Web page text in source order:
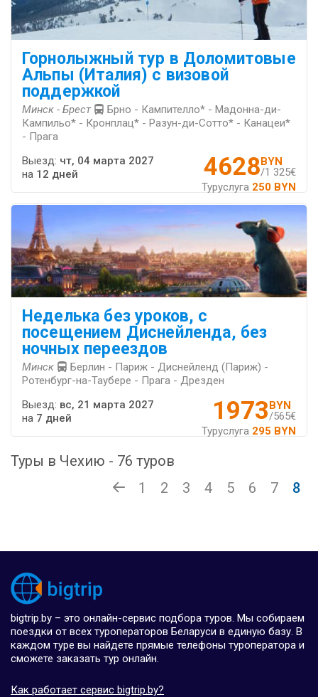
Горнолыжный тур в Доломитовые
Альпы (Италия) с визовой
поддержкой
Минск - Брест
Брно - Кампителло* - Мадонна-ди-
Кампильо* - Кронплац* - Разун-ди-Сотто* - Канацеи*
- Прага
4628BYN
/1 325€
Туруслуга 250 BYN
Выезд: чт, 04 марта 2027
на 12 дней
Неделька без уроков, с
посещением Диснейленда, без
ночных переездов
Минск
Берлин - Париж - Диснейленд (Париж) -
Ротенбург-на-Таубере - Прага - Дрезден
1973BYN
/565€
Туруслуга 295 BYN
Выезд: вс, 21 марта 2027
на 7 дней
Туры в Чехию - 76 туров
1
2 3 4 5 6 7 8
bigtrip.by – это онлайн-сервис подбора туров. Мы собираем
поездки от всех туроператоров Беларуси в единую базу. В
каждом туре вы найдете прямые телефоны туроператора и
сможете заказать тур онлайн.
Как работает сервис bigtrip.by?